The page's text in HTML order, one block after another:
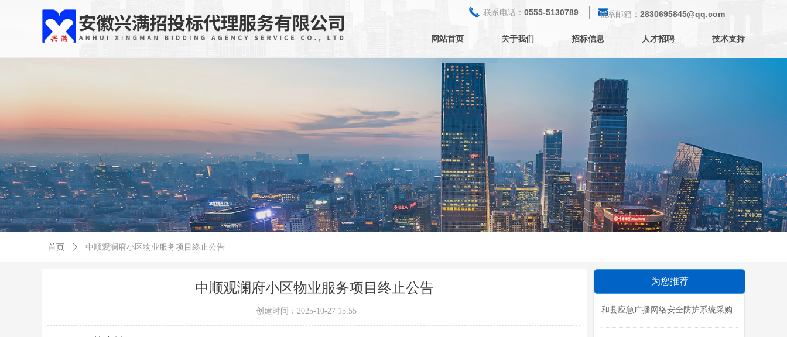
网站首页 关于我们 招标信息 人才招聘 技术支持
끅 联系电话： 0555-5130789 낂
联系邮箱： 2830695845@qq.com
首页 ꄲ 中顺观澜府小区物业服务项目终止公告
中顺观澜府小区物业服务项目终止公告
创建时间： 2025-10-27 15:55
为您推荐
和县应急广播网络安全防护系统采购